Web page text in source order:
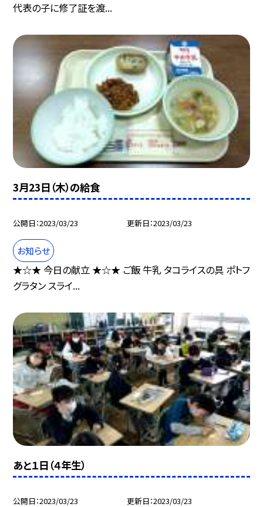
代表の子に修了証を渡...
3月23日（木）の給食
公開日 2023/03/23 更新日 2023/03/23
お知らせ
★☆★ 今日の献立 ★☆★ ご飯 牛乳 タコライスの具 ポトフ
グラタン スライ...
あと１日（４年生）
公開日 2023/03/23 更新日 2023/03/23